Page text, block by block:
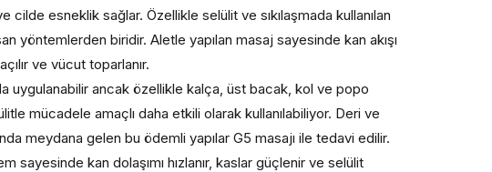
cilde esneklik sağlar. Özellikle selülit ve sıkılaşmada kullanılan
yöntemlerden biridir. Aletle yapılan masaj sayesinde kan akışı
ve vücut toparlanır.
uygulanabilir ancak özellikle kalça, üst bacak, kol ve popo
mücadele amaçlı daha etkili olarak kullanılabiliyor. Deri ve
meydana gelen bu ödemli yapılar G5 masajı ile tedavi edilir.
sayesinde kan dolaşımı hızlanır, kaslar güçlenir ve selülit